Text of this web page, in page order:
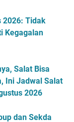
2026: Tidak
Kegagalan
Salat Bisa
Ini Jadwal Salat
2026
dan Sekda